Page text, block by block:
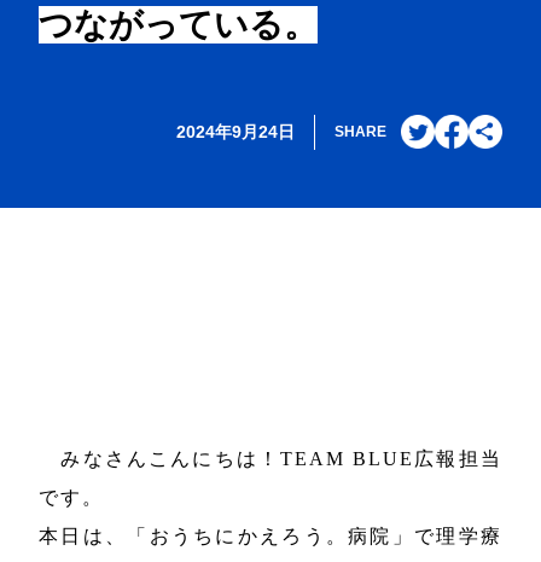
つながっている。
2024年9月24日 SHARE
みなさんこんにちは！TEAM BLUE広報担当
です。
本日は、「おうちにかえろう。病院」で理学療